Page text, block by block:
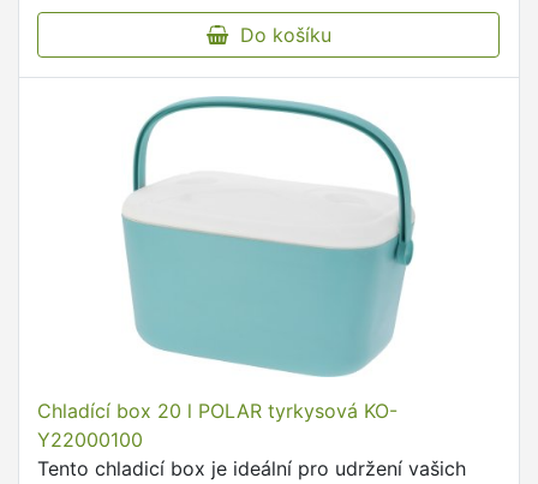
Do košíku
Chladící box 20 l POLAR tyrkysová KO-
Y22000100
Tento chladicí box je ideální pro udržení vašich